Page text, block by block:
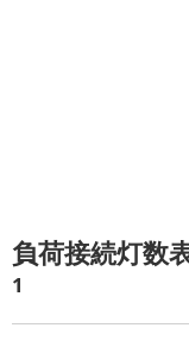
負荷接続灯数
1